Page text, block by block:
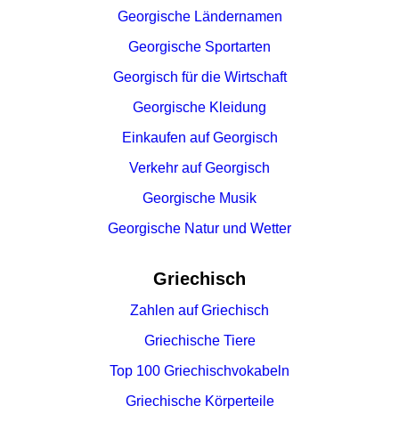
Georgische Ländernamen
Georgische Sportarten
Georgisch für die Wirtschaft
Georgische Kleidung
Einkaufen auf Georgisch
Verkehr auf Georgisch
Georgische Musik
Georgische Natur und Wetter
Griechisch
Zahlen auf Griechisch
Griechische Tiere
Top 100 Griechischvokabeln
Griechische Körperteile